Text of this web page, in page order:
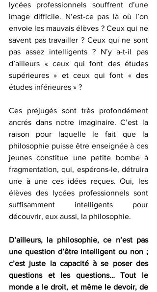
lycées professionnels souffrent d’une
image difficile. N’est-ce pas là où l’on
envoie les mauvais élèves ? Ceux qui ne
savent pas travailler ? Ceux qui ne sont
pas assez intelligents ? N’y a-t-il pas
d’ailleurs « ceux qui font des études
supérieures » et ceux qui font « des
études inférieures » ?
Ces préjugés sont très profondément
ancrés dans notre imaginaire. C’est la
raison pour laquelle le fait que la
philosophie puisse être enseignée à ces
jeunes constitue une petite bombe à
fragmentation, qui, espérons-le, détruira
une à une ces idées reçues. Oui, les
élèves des lycées professionnels sont
suffisamment intelligents pour
découvrir, eux aussi, la philosophie.
D’ailleurs, la philosophie, ce n’est pas
une question d’être intelligent ou non ;
c’est juste la capacité à se poser des
questions et les questions… Tout le
monde a le droit, et même le devoir, de